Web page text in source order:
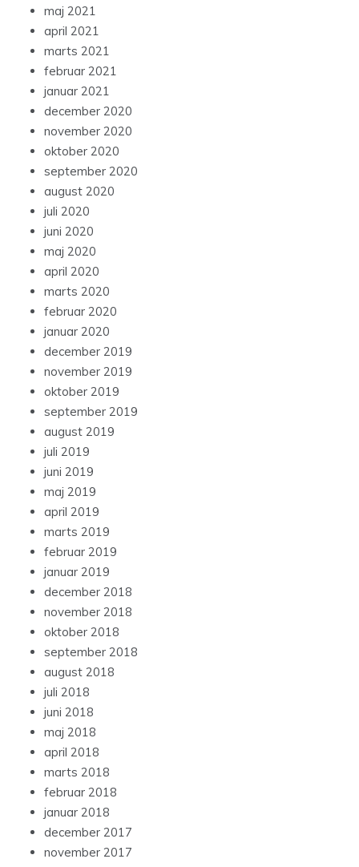
maj 2021
april 2021
marts 2021
februar 2021
januar 2021
december 2020
november 2020
oktober 2020
september 2020
august 2020
juli 2020
juni 2020
maj 2020
april 2020
marts 2020
februar 2020
januar 2020
december 2019
november 2019
oktober 2019
september 2019
august 2019
juli 2019
juni 2019
maj 2019
april 2019
marts 2019
februar 2019
januar 2019
december 2018
november 2018
oktober 2018
september 2018
august 2018
juli 2018
juni 2018
maj 2018
april 2018
marts 2018
februar 2018
januar 2018
december 2017
november 2017